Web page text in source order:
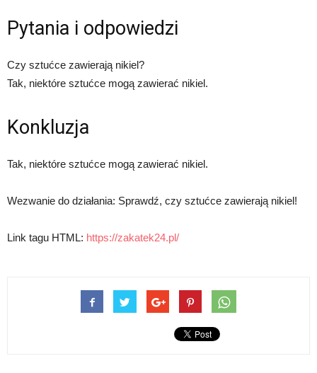
Pytania i odpowiedzi
Czy sztućce zawierają nikiel?
Tak, niektóre sztućce mogą zawierać nikiel.
Konkluzja
Tak, niektóre sztućce mogą zawierać nikiel.
Wezwanie do działania: Sprawdź, czy sztućce zawierają nikiel!
Link tagu HTML: https://zakatek24.pl/